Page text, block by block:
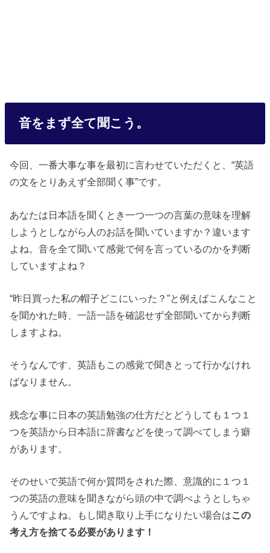
音をまず全て聞こう。
今回、一番大事な事を最初に言わせていただくと、“英語
の文をとりあえず全部聞く事”です。
あなたは日本語を聞くとき一つ一つの言葉の意味を理解
しようとしながら人のお話を聞いていますか？違います
よね。音を全て聞いて感覚で何を言っているのかを判断
していますよね？
“昨日買った私の帽子どこにいった？”と例えばこんなこと
を聞かれた時、一語一語を確認せず全部聞いてから判断
しますよね。
そうなんです、英語もこの感覚で聞きとって行かなけれ
ばなりません。
残念な事に日本の英語勉強の仕方だとどうしても１つ１
つを英語から日本語に辞書などを使って調べてしまう癖
があります。
そのせいで英語で何か質問をされた際、意識的に１つ１
つの英語の意味を聞きながら頭の中で調べようとしちゃ
うんですよね。もし聞き取り上手になりたい場合はこの
考え方を捨てる必要があります！